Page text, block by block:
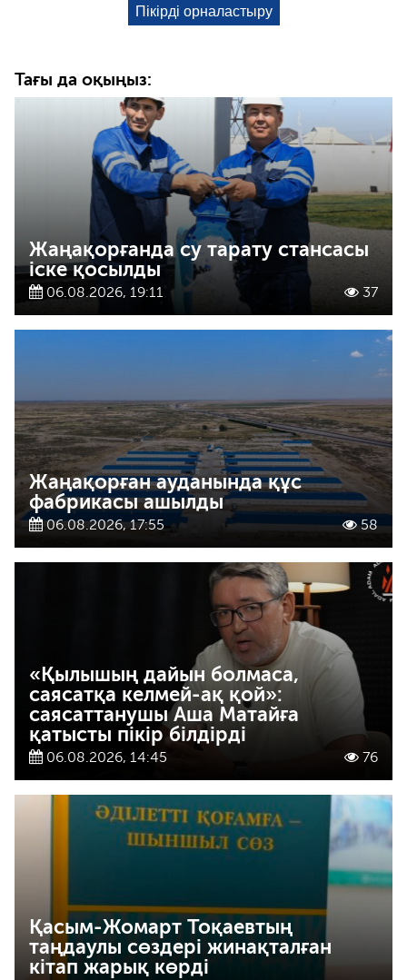
Тағы да оқыңыз:
Жаңақорғанда су тарату стансасы
іске қосылды
06.08.2026, 19:11 37
Жаңақорған ауданында құс
фабрикасы ашылды
06.08.2026, 17:55 58
«Қылышың дайын болмаса,
саясатқа келмей-ақ қой»:
саясаттанушы Аша Матайға
қатысты пікір білдірді
06.08.2026, 14:45 76
Қасым-Жомарт Тоқаевтың
таңдаулы сөздері жинақталған
кітап жарық көрді